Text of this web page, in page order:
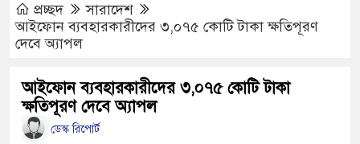
দুই দুর্ঘটনা, ঝরে গেল ১৫ প্রাণ
না করে, তাই জীবিত অবস্থায় নিজের চল্লিশার
খামেনির সঙ্গে বৈঠক, আসল মানুষ কিনা প্রশ্ন
প্রচ্ছদ
সারাদেশ
আইফোন ব্যবহারকারীদের ৩,০৭৫ কোটি টাকা ক্ষতিপূরণ
দেবে অ্যাপল
আইফোন ব্যবহারকারীদের ৩,০৭৫ কোটি টাকা
ক্ষতিপূরণ দেবে অ্যাপল
ডেস্ক রিপোর্ট